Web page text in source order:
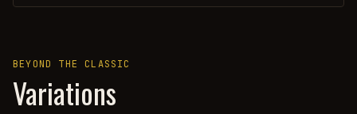
BEYOND THE CLASSIC
Variations